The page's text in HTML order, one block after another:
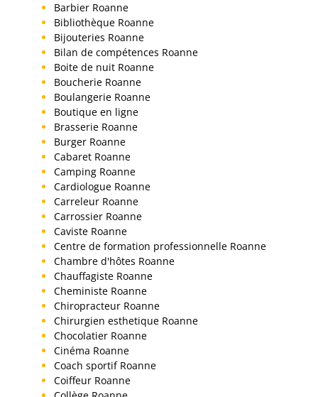
Barbier Roanne
Bibliothèque Roanne
Bijouteries Roanne
Bilan de compétences Roanne
Boite de nuit Roanne
Boucherie Roanne
Boulangerie Roanne
Boutique en ligne
Brasserie Roanne
Burger Roanne
Cabaret Roanne
Camping Roanne
Cardiologue Roanne
Carreleur Roanne
Carrossier Roanne
Caviste Roanne
Centre de formation professionnelle Roanne
Chambre d'hôtes Roanne
Chauffagiste Roanne
Cheministe Roanne
Chiropracteur Roanne
Chirurgien esthetique Roanne
Chocolatier Roanne
Cinéma Roanne
Coach sportif Roanne
Coiffeur Roanne